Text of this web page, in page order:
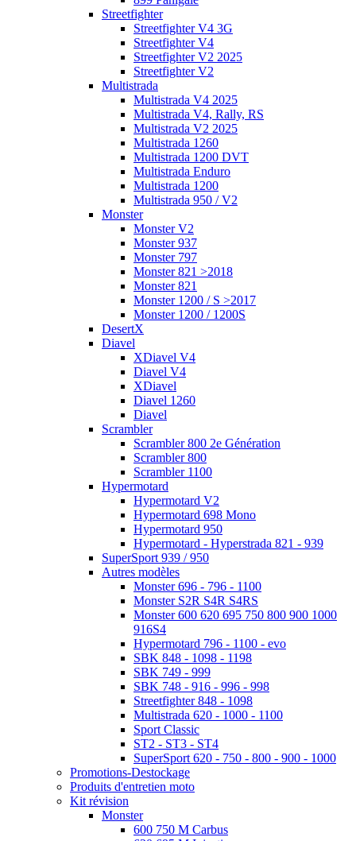
Streetfighter
Streetfighter V4 3G
Streetfighter V4
Streetfighter V2 2025
Streetfighter V2
Multistrada
Multistrada V4 2025
Multistrada V4, Rally, RS
Multistrada V2 2025
Multistrada 1260
Multistrada 1200 DVT
Multistrada Enduro
Multistrada 1200
Multistrada 950 / V2
Monster
Monster V2
Monster 937
Monster 797
Monster 821 >2018
Monster 821
Monster 1200 / S >2017
Monster 1200 / 1200S
DesertX
Diavel
XDiavel V4
Diavel V4
XDiavel
Diavel 1260
Diavel
Scrambler
Scrambler 800 2e Génération
Scrambler 800
Scrambler 1100
Hypermotard
Hypermotard V2
Hypermotard 698 Mono
Hypermotard 950
Hypermotard - Hyperstrada 821 - 939
SuperSport 939 / 950
Autres modèles
Monster 696 - 796 - 1100
Monster S2R S4R S4RS
Monster 600 620 695 750 800 900 1000
916S4
Hypermotard 796 - 1100 - evo
SBK 848 - 1098 - 1198
SBK 749 - 999
SBK 748 - 916 - 996 - 998
Streetfighter 848 - 1098
Multistrada 620 - 1000 - 1100
Sport Classic
ST2 - ST3 - ST4
SuperSport 620 - 750 - 800 - 900 - 1000
Promotions-Destockage
Produits d'entretien moto
Kit révision
Monster
600 750 M Carbus